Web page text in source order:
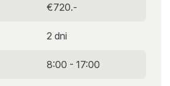
€720.-
2 dni
8:00 - 17:00